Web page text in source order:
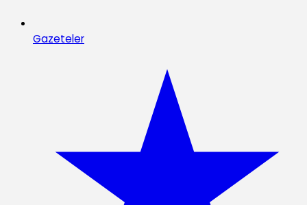
Gazeteler